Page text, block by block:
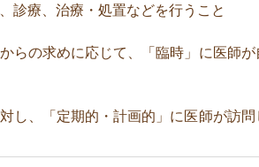
診療、治療・処置などを行うこと
らの求めに応じて、「臨時」に医師
し、「定期的・計画的」に医師が訪問